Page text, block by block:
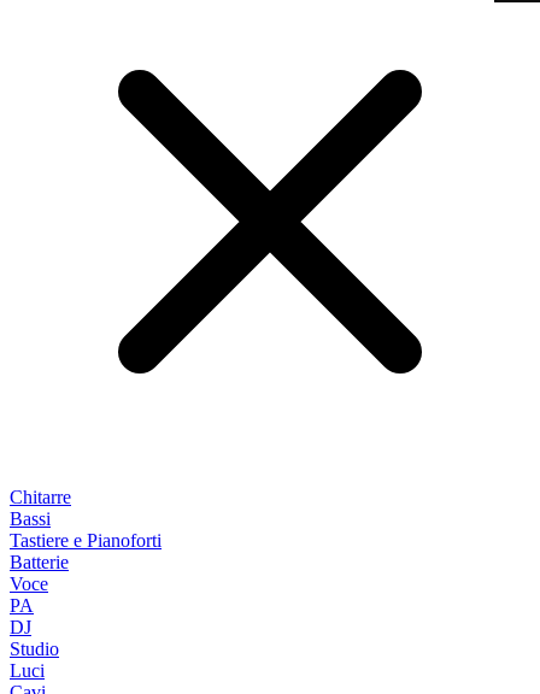
Chitarre
Bassi
Tastiere e Pianoforti
Batterie
Voce
PA
DJ
Studio
Luci